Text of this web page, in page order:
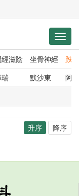
滋陰 坐骨神經
跌
默沙東
阿
升序 降序